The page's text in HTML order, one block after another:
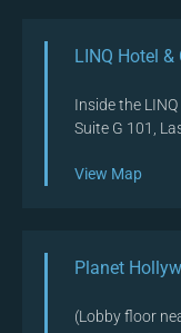
LINQ Hotel &
Inside the
Suite G 101,
View Map
Planet
(Lobby floor